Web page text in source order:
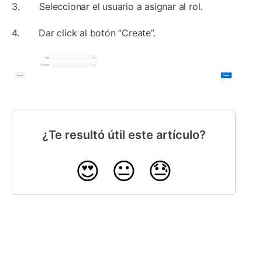
3. Seleccionar el usuario a asignar al rol.
4. Dar click al botón “Create”.
¿Te resultó útil este artículo?
😍 😐 😓